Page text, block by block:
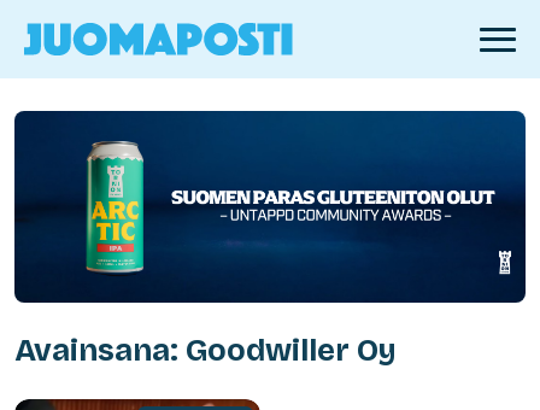
Avainsana: Goodwiller Oy